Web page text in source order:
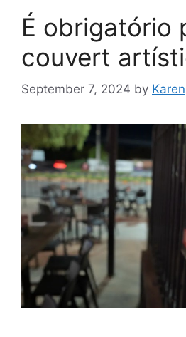
É obrigatório
couvert
September 7, 2024 by Karen